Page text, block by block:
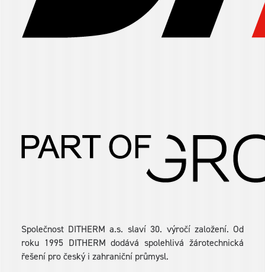
Společnost DITHERM a.s. slaví 30. výročí založení. Od
roku 1995 DITHERM dodává spolehlivá žárotechnická
řešení pro český i zahraniční průmysl.